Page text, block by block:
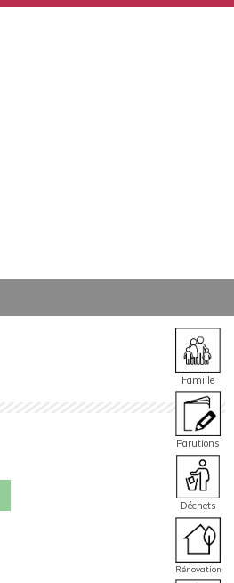
Famille
Parutions
Déchets
Rénovation